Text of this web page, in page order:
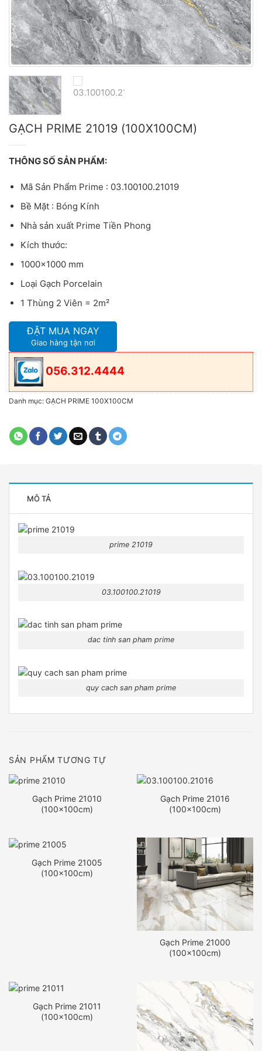
GẠCH PRIME 21019 (100X100CM)
THÔNG SỐ SẢN PHẨM:
Mã Sản Phẩm Prime : 03.100100.21019
Bề Mặt : Bóng Kính
Nhà sản xuất Prime Tiền Phong
Kích thước:
1000×1000 mm
Loại Gạch Porcelain
1 Thùng 2 Viên = 2m²
ĐẶT MUA NGAY
Giao hàng tận nơi
056.312.4444
Danh mục: GẠCH PRIME 100X100CM
MÔ TẢ
prime 21019
03.100100.21019
dac tinh san pham prime
quy cach san pham prime
SẢN PHẨM TƯƠNG TỰ
Gạch Prime 21010
(100x100cm)
Gạch Prime 21016
(100x100cm)
Gạch Prime 21005
(100x100cm)
Gạch Prime 21000
(100x100cm)
Gạch Prime 21011
(100x100cm)